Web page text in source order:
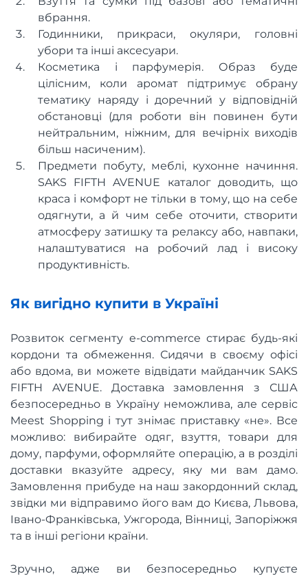
вбрання.
Годинники, прикраси, окуляри, головні
убори та інші аксесуари.
Косметика і парфумерія. Образ буде
цілісним, коли аромат підтримує обрану
тематику наряду і доречний у відповідній
обстановці (для роботи він повинен бути
нейтральним, ніжним, для вечірніх виходів
більш насиченим).
Предмети побуту, меблі, кухонне начиння.
SAKS FIFTH AVENUE каталог доводить, що
краса і комфорт не тільки в тому, що на себе
одягнути, а й чим себе оточити, створити
атмосферу затишку та релаксу або, навпаки,
налаштуватися на робочий лад і високу
продуктивність.
Як вигідно купити в Україні
Розвиток сегменту e-commerce стирає будь-які
кордони та обмеження. Сидячи в своєму офісі
або вдома, ви можете відвідати майданчик SAKS
FIFTH AVENUE. Доставка замовлення з США
безпосередньо в Україну неможлива, але сервіс
Meest Shopping і тут знімає приставку «не». Все
можливо: вибирайте одяг, взуття, товари для
дому, парфуми, оформляйте операцію, а в розділі
доставки вказуйте адресу, яку ми вам дамо.
Замовлення прибуде на наш закордонний склад,
звідки ми відправимо його вам до Києва, Львова,
Івано-Франківська, Ужгорода, Вінниці, Запоріжжя
та в інші регіони країни.
Зручно, адже ви безпосередньо купуєте